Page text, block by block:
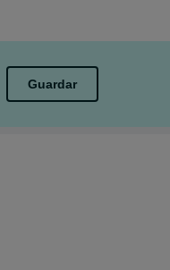
Guardar